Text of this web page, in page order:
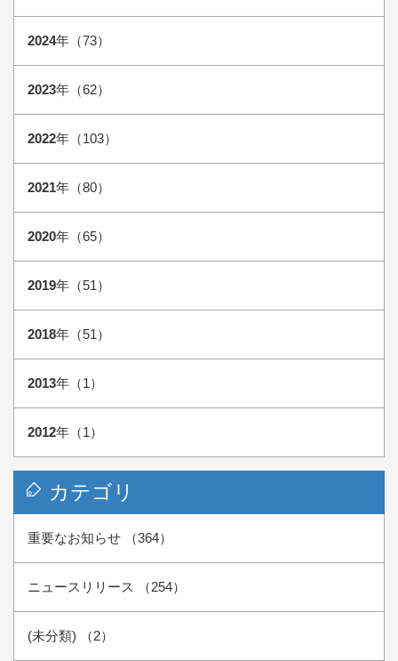
2024年（73）
2023年（62）
2022年（103）
2021年（80）
2020年（65）
2019年（51）
2018年（51）
2013年（1）
2012年（1）
カテゴリ
重要なお知らせ （364）
ニュースリリース （254）
(未分類) （2）